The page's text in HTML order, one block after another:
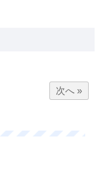
次へ »